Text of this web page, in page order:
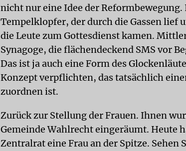
nicht nur eine Idee der
Tempelklopfer, der durch die Gassen lief
die Leute zum Gottesdienst kamen.
Synagoge, die flächendeckend SMS vor
Das ist ja auch eine Form des
Konzept verpflichten, das tatsächlich
zuordnen ist.
Zurück zur Stellung der Frauen. Ihnen
Gemeinde Wahlrecht eingeräumt. Heute
Zentralrat eine Frau an der Spitze. Sehen